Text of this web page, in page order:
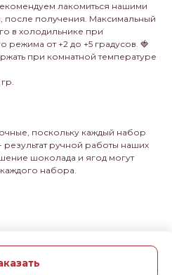
лакомиться нашими
после получения. Максимальный
в холодильнике при
от +2 до +5 градусов. 🍓
при комнатной температуре
поскольку каждый набор
ручной работы наших
шоколада и ягод могут
каждого набора.
Tilda